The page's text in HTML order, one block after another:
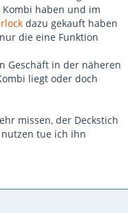
haben und im
dazu gekauft haben
die eine Funktion
Geschäft in der näheren
liegt oder doch
missen, der Deckstich
tue ich ihn